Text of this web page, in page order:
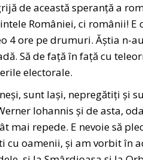
de această speranță a
României, ci românii!
4 ore pe drumuri. Ăștia n-
Să de față în față cu
electorale.
sunt lași, nepregătiți și
Iohannis și de asta,
mai repede. E nevoie să
cu oamenii, și am vorbit în